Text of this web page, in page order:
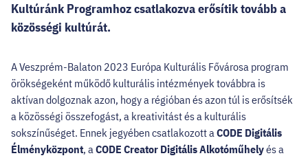
VÁRBÖRTÖN LÁTOGATÓKÖZPONT
HELLOVEB PROGRAMAJÁNLÓ
KARRIER
EN
Kultúránk Programhoz csatlakozva erősítik tovább a
közösségi kultúrát.
A Veszprém-Balaton 2023 Európa Kulturális Fővárosa program
örökségeként működő kulturális intézmények továbbra is
aktívan dolgoznak azon, hogy a régióban és azon túl is erősítsék
a közösségi összefogást, a kreativitást és a kulturális
sokszínűséget. Ennek jegyében csatlakozott aCODE Digitális
Élményközpont, aCODE Creator Digitális Alkotóműhelyés a